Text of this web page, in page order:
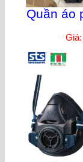
Quần áo